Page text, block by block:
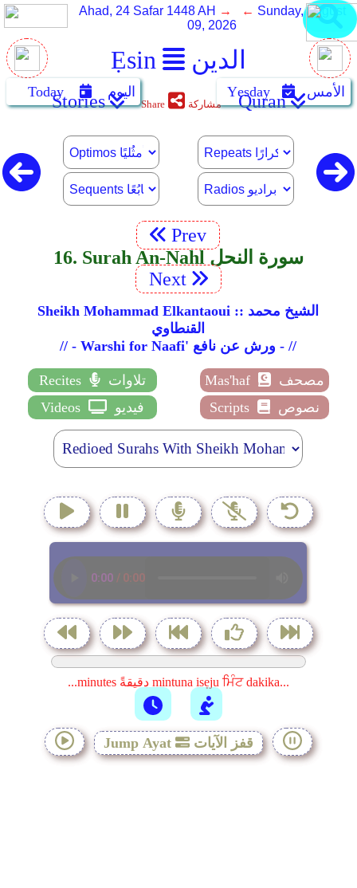
Ẹsin الدين
Ahad, 24 Safar 1448 AH → ← Sunday, August
09, 2026
Today اليوم Yẹsday الأمس Stories Share مشاركة Quran
Prev
16. Surah An-Nahl سورة النحل
Next
Sheikh Mohammad Elkantaoui :: الشيخ محمد
القنطاوي
// - Warshi for Naafi' ورش عن نافع - //
Recites تلاوات Mas'haf
مصحف
Videos
فيديو Scripts نصوص
...minutes دقيقةً mintuna isẹju ਮਿੰਟ dakika...
Jump Ayat قفز الآيات